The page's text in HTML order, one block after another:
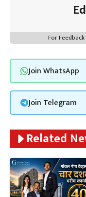
For
Join WhatsApp
Join Telegram
Related